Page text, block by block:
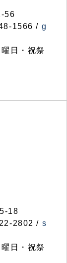
56
1566 / g
日・祝祭
18
2802 / s
日・祝祭